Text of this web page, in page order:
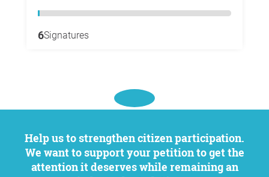
6Signatures
Help us to strengthen citizen participation.
We want to support your petition to get the
attention it deserves while remaining an